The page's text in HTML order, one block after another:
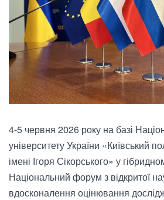
4-5 червня 2026 року на базі
університету України «Київський
імені Ігоря Сікорського» у
Національний форум з відкритої
вдосконалення оцінювання